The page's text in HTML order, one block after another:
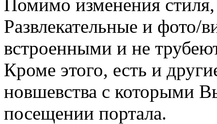
Помимо изменения
Развлекательные и фото/
встроенными и не
Кроме этого, есть и
новшевства с которыми
посещении портала.